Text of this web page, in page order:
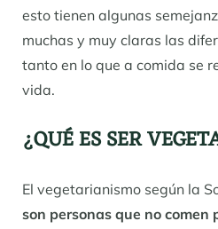
esto tienen algunas
muchas y muy claras las
tanto en lo que a comida se
vida.
¿QUÉ ES SER
El vegetarianismo según la
son personas que no comen